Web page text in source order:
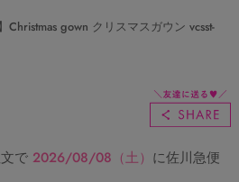
Christmas gown クリスマスガウン vcsst-
で 2026/08/08（土） に佐川急便